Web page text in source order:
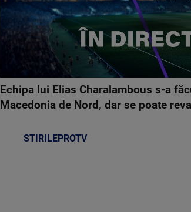
Echipa lui Elias Charalambous s-a
Macedonia de Nord, dar se poate
STIRILEPROTV